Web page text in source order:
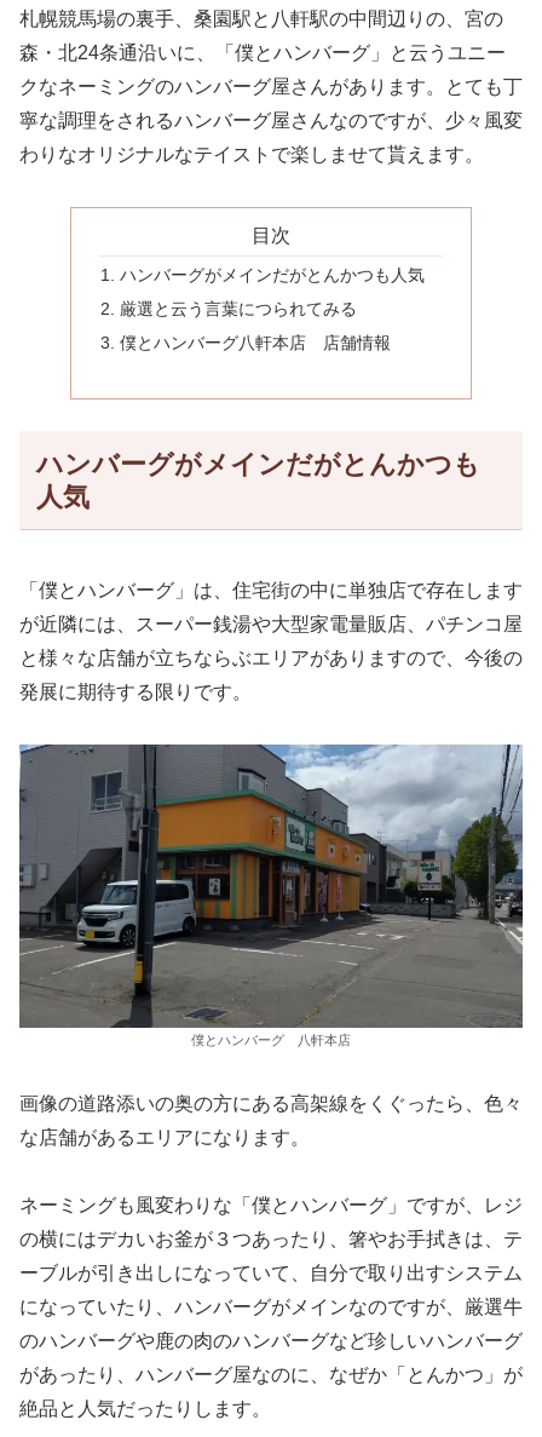
札幌競馬場の裏手、桑園駅と八軒駅の中間辺りの、宮の
森・北24条通沿いに、「僕とハンバーグ」と云うユニー
クなネーミングのハンバーグ屋さんがあります。とても丁
寧な調理をされるハンバーグ屋さんなのですが、少々風変
わりなオリジナルなテイストで楽しませて貰えます。
目次
ハンバーグがメインだがとんかつも人気
厳選と云う言葉につられてみる
僕とハンバーグ八軒本店 店舗情報
ハンバーグがメインだがとんかつも
人気
「僕とハンバーグ」は、住宅街の中に単独店で存在します
が近隣には、スーパー銭湯や大型家電量販店、パチンコ屋
と様々な店舗が立ちならぶエリアがありますので、今後の
発展に期待する限りです。
僕とハンバーグ 八軒本店
画像の道路添いの奥の方にある高架線をくぐったら、色々
な店舗があるエリアになります。
ネーミングも風変わりな「僕とハンバーグ」ですが、レジ
の横にはデカいお釜が３つあったり、箸やお手拭きは、テ
ーブルが引き出しになっていて、自分で取り出すシステム
になっていたり、ハンバーグがメインなのですが、厳選牛
のハンバーグや鹿の肉のハンバーグなど珍しいハンバーグ
があったり、ハンバーグ屋なのに、なぜか「とんかつ」が
絶品と人気だったりします。